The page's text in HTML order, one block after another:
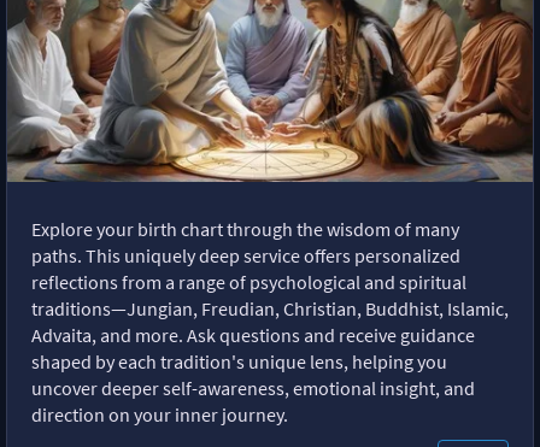
Explore your birth chart through the wisdom of many
paths. This uniquely deep service offers personalized
reflections from a range of psychological and spiritual
traditions—Jungian, Freudian, Christian, Buddhist, Islamic,
Advaita, and more. Ask questions and receive guidance
shaped by each tradition's unique lens, helping you
uncover deeper self-awareness, emotional insight, and
direction on your inner journey.